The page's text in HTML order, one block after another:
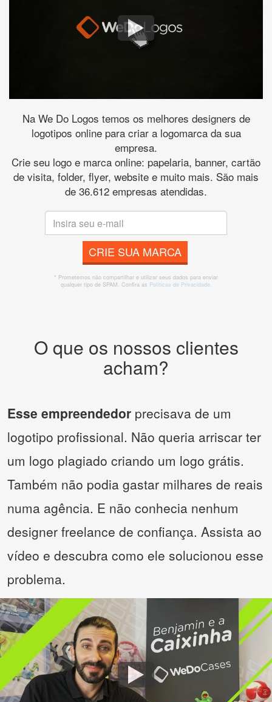
Na We Do Logos temos os melhores designers de
logotipos online para criar a logomarca da sua
empresa.
Crie seu logo e marca online: papelaria, banner, cartão
de visita, folder, flyer, website e muito mais. São mais
de 36.612 empresas atendidas.
CRIE SUA MARCA
* Prometemos não compartilhar e utilizar seus dados para enviar
qualquer tipo de SPAM. Confira as Políticas de Privacidade.
O que os nossos clientes
acham?
Esse empreendedor precisava de um
logotipo profissional. Não queria arriscar ter
um logo plagiado criando um logo grátis.
Também não podia gastar milhares de reais
numa agência. E não conhecia nenhum
designer freelance de confiança. Assista ao
vídeo e descubra como ele solucionou esse
problema.